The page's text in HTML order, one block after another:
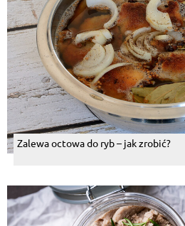
Zalewa octowa do ryb – jak zrobić?